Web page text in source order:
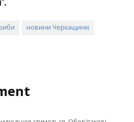
новини Черкащини